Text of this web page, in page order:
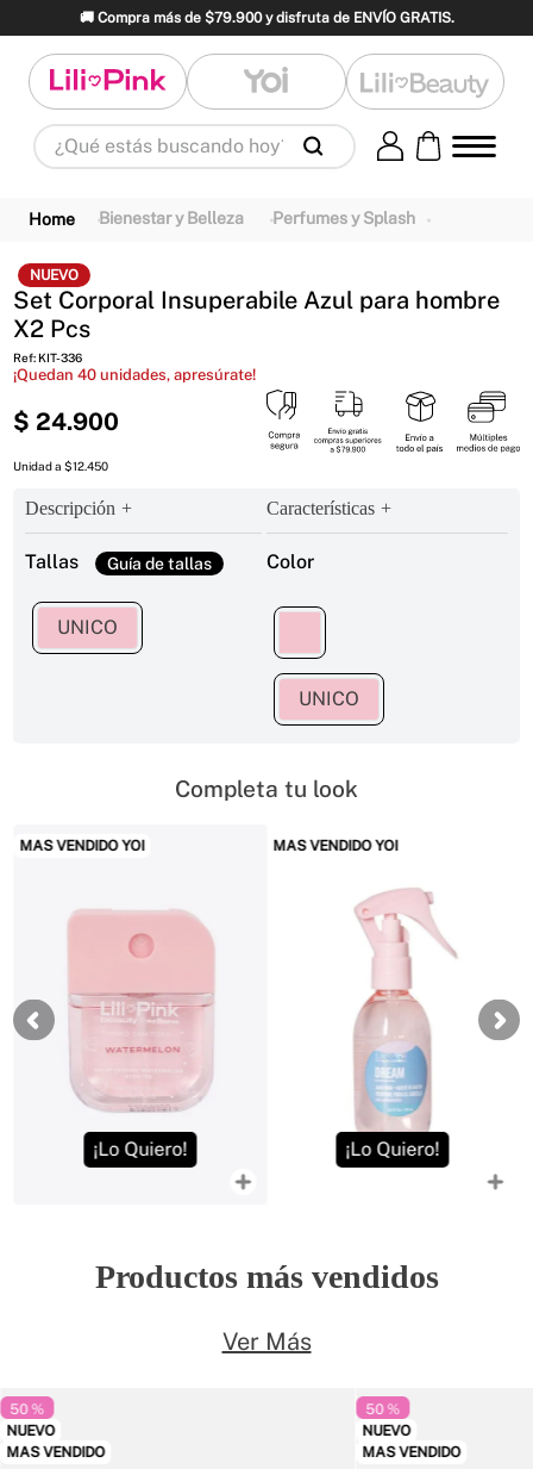
🚚 Compra más de $79.900 y disfruta de ENVÍO GRATIS.
¿Qué estás buscando hoy?
Bienestar y Belleza Perfumes y Splash
NUEVO
Set Corporal Insuperabile Azul para hombre
X2 Pcs
Ref: KIT-336
¡Quedan40 unidades, apresúrate!
$ 24.900
Unidad a $12.450
Descripción
Tallas
UNICO
Características
Color
UNICO
Completa tu look
¡Lo Quiero!
VENDIDO YOI
¡Lo Quiero!
MAS VENDIDO YOI
Productos más vendidos
Ver Más
50 %
NUEVO
MAS VENDIDO
50 %
NUEVO
MAS VENDIDO
panty 2 brasier vestidos baño
. body 8. perfumes 9 maletas
10. perfume